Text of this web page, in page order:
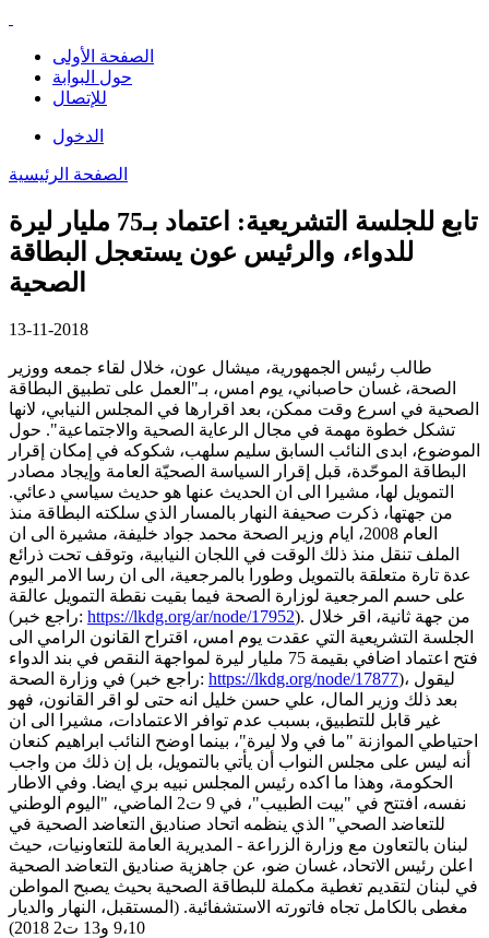
الصفحة الأولى
حول البوابة
للإتصال
الدخول
الصفحة الرئيسية
تابع للجلسة التشريعية: اعتماد بـ75 مليار ليرة
للدواء، والرئيس عون يستعجل البطاقة
الصحية
13-11-2018
طالب رئيس الجمهورية، ميشال عون، خلال لقاء جمعه ووزير
الصحة، غسان حاصباني، يوم امس، بـ"العمل على تطبيق البطاقة
الصحية في اسرع وقت ممكن، بعد اقرارها في المجلس النيابي، لانها
تشكل خطوة مهمة في مجال الرعاية الصحية والاجتماعية". حول
الموضوع، ابدى النائب السابق سليم سلهب، شكوكه في إمكان إقرار
البطاقة الموحّدة، قبل إقرار السياسة الصحيّة العامة وإيجاد مصادر
التمويل لها، مشيرا الى ان الحديث عنها هو حديث سياسي دعائي.
من جهتها، ذكرت صحيفة النهار بالمسار الذي سلكته البطاقة منذ
العام 2008، ايام وزير الصحة محمد جواد خليفة، مشيرة الى ان
الملف تنقل منذ ذلك الوقت في اللجان النيابية، وتوقف تحت ذرائع
عدة تارة متعلقة بالتمويل وطورا بالمرجعية، الى ان رسا الامر اليوم
على حسم المرجعية لوزارة الصحة فيما بقيت نقطة التمويل عالقة
(راجع خبر: https://lkdg.org/ar/node/17952). من جهة ثانية، اقر خلال
الجلسة التشريعية التي عقدت يوم امس، اقتراح القانون الرامي الى
فتح اعتماد اضافي بقيمة 75 مليار ليرة لمواجهة النقص في بند الدواء
في وزارة الصحة (راجع خبر: https://lkdg.org/node/17877)، ليقول
بعد ذلك وزير المال، علي حسن خليل انه حتى لو اقر القانون، فهو
غير قابل للتطبيق، بسبب عدم توافر الاعتمادات، مشيرا الى ان
احتياطي الموازنة "ما في ولا ليرة"، بينما اوضح النائب ابراهيم كنعان
أنه ليس على مجلس النواب أن يأتي بالتمويل، بل إن ذلك من واجب
الحكومة، وهذا ما اكده رئيس المجلس نبيه بري ايضا. وفي الاطار
نفسه، افتتح في "بيت الطبيب"، في 9 ت2 الماضي، "اليوم الوطني
للتعاضد الصحي" الذي ينظمه اتحاد صناديق التعاضد الصحية في
لبنان بالتعاون مع وزارة الزراعة - المديرية العامة للتعاونيات، حيث
اعلن رئيس الاتحاد، غسان ضو، عن جاهزية صناديق التعاضد الصحية
في لبنان لتقديم تغطية مكملة للبطاقة الصحية بحيث يصبح المواطن
مغطى بالكامل تجاه فاتورته الاستشفائية. (المستقبل، النهار والديار
9،10 و13 ت2 2018)